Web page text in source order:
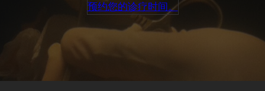
预约您的诊疗时间。